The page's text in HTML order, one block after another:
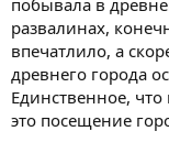
развалинах,
впечатлило, а
древнего города
Единственное,
это посещение